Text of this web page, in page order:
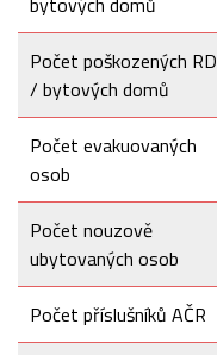
Počet poškozených RD
/ bytových domů
Počet evakuovaných
osob
Počet nouzově
ubytovaných osob
Počet příslušníků AČR